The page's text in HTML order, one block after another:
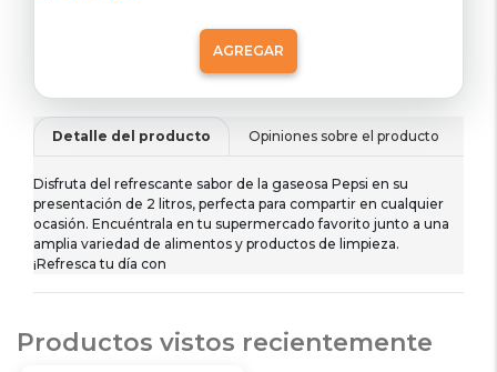
AGREGAR
Detalle del producto Opiniones sobre el producto
Disfruta del refrescante sabor de la gaseosa Pepsi en su
presentación de 2 litros, perfecta para compartir en cualquier
ocasión. Encuéntrala en tu supermercado favorito junto a una
amplia variedad de alimentos y productos de limpieza.
¡Refresca tu día con
Productos vistos recientemente